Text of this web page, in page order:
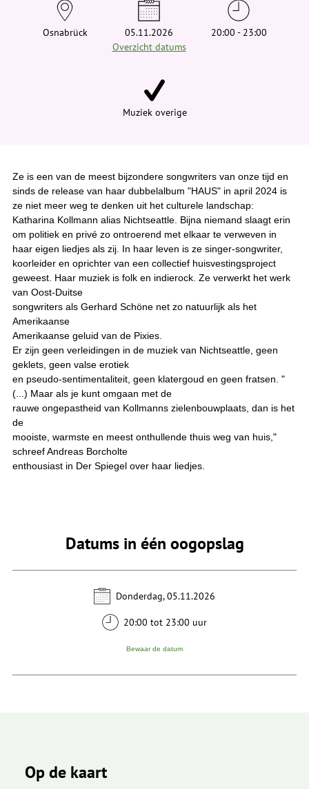
Osnabrück
05.11.2026
Overzicht datums
20:00 - 23:00
Muziek overige
Ze is een van de meest bijzondere songwriters van onze tijd en
sinds de release van haar dubbelalbum "HAUS" in april 2024 is
ze niet meer weg te denken uit het culturele landschap:
Katharina Kollmann alias Nichtseattle. Bijna niemand slaagt erin
om politiek en privé zo ontroerend met elkaar te verweven in
haar eigen liedjes als zij. In haar leven is ze singer-songwriter,
koorleider en oprichter van een collectief huisvestingsproject
geweest. Haar muziek is folk en indierock. Ze verwerkt het werk
van Oost-Duitse
songwriters als Gerhard Schöne net zo natuurlijk als het
Amerikaanse
Amerikaanse geluid van de Pixies.
Er zijn geen verleidingen in de muziek van Nichtseattle, geen
geklets, geen valse erotiek
en pseudo-sentimentaliteit, geen klatergoud en geen fratsen. "
(...) Maar als je kunt omgaan met de
rauwe ongepastheid van Kollmanns zielenbouwplaats, dan is het
de
mooiste, warmste en meest onthullende thuis weg van huis,"
schreef Andreas Borcholte
enthousiast in Der Spiegel over haar liedjes.
Datums in één oogopslag
Donderdag, 05.11.2026
20:00 tot 23:00 uur
Bewaar de datum
Op de kaart